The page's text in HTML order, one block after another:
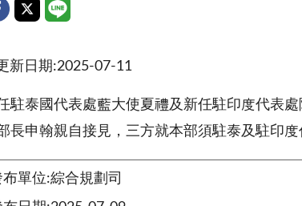
新日期:2025-07-11
駐泰國代表處藍大使夏禮及新任駐印度代表
長申翰親自接見，三方就本部須駐泰及駐印
布單位:綜合規劃司